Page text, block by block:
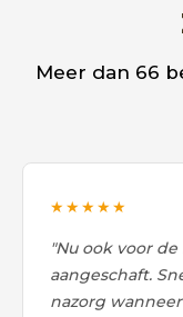
Meer dan 66
★★★★★
"Nu ook voor
aangeschaft.
nazorg